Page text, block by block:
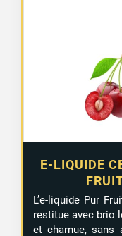
E-LIQUIDE
L’e-liquide Pur
restitue avec brio
et charnue, sans